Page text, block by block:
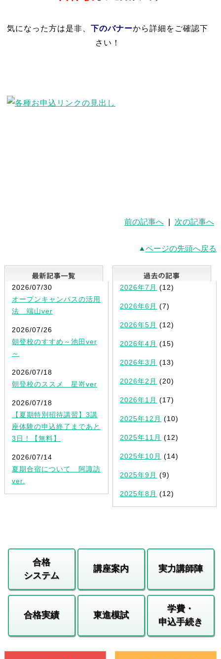
気になった方は是非、下のバナーから詳細をご確認下
さい！
前の記事へ 次の記事へ
ページの先頭へ戻る
最新記事一覧
2026/07/30
オープンキャンパスの活用
法 端山ver
2026/07/26
朝登校のすすめ～池田ver
～
2026/07/18
朝登校のススメ 星嵜ver
2026/07/18
【夏期特別招待講習】3講
座体験の申込終了まであと
3日！【無料】
2026/07/14
夏期合宿について 阿諏訪
ver.
2026年7月 (12)
2026年6月 (7)
2026年5月 (12)
2026年4月 (15)
2026年3月 (13)
2026年2月 (20)
2026年1月 (17)
2025年12月 (10)
2025年11月 (12)
2025年10月 (14)
2025年9月 (9)
2025年8月 (12)
合格
システム
講座案内 実力講師陣
合格実績 東進模試
学費・
申込手続き